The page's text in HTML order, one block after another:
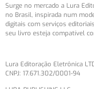
Surge no mercado a Lura
no Brasil, inspirada num
digitais com serviços
seu livro esteja compatível
Lura Editoração Eletrônica
CNPJ: 17.671.302/0001-94